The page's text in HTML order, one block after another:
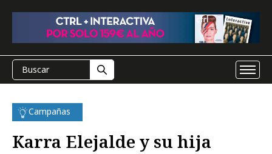
Campañas
Karra Elejalde y su hija